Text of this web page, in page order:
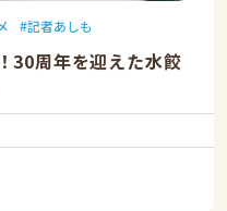
記者あしも
30周年を迎えた水餃